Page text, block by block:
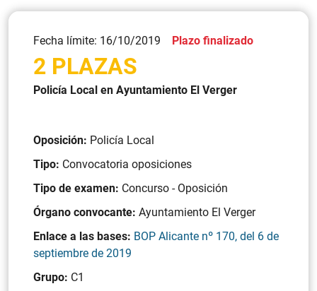
Fecha límite: 16/10/2019 Plazo finalizado
2 PLAZAS
Policía Local en Ayuntamiento El Verger
Oposición: Policía Local
Tipo: Convocatoria oposiciones
Tipo de examen: Concurso - Oposición
Órgano convocante: Ayuntamiento El Verger
Enlace a las bases: BOP Alicante nº 170, del 6 de
septiembre de 2019
Grupo: C1